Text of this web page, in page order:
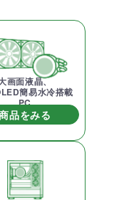
画面液晶、
簡易水冷搭載
PC
品をみる